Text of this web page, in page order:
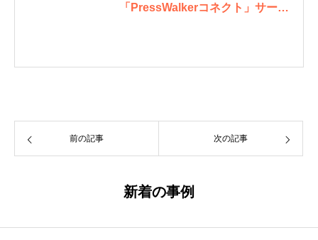
「PressWalkerコネクト」サービ
前の記事 次の記事
新着の事例